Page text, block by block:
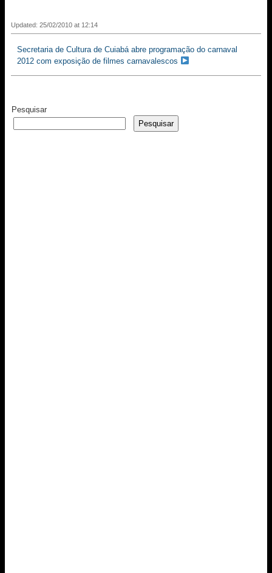
Updated: 25/02/2010 at 12:14
Secretaria de Cultura de Cuiabá abre programação do carnaval
2012 com exposição de filmes carnavalescos
Pesquisar
Pesquisar